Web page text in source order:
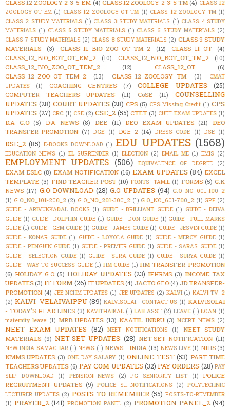
CLASS 12 ZOOLOGY 2-3-5 EM (4) CLASS 12 ZOOLOGY 2-3-5 TM (4) CLASS 12
ZOOLOGY OT EM (1) CLASS 12 ZOOLOGY OT TM (1) CLASS 12 ZOOLOGY TM (1)
CLASS 2 STUDY MATERIALS (1) CLASS 3 STUDY MATERIALS (1) CLASS 4 STUDY
MATERIALS (1) CLASS 5 STUDY MATERIALS (1) CLASS 6 STUDY MATERIALS (2)
CLASS 7 STUDY MATERIALS (2) CLASS 8 STUDY MATERIALS (2) CLASS 9 STUDY
MATERIALS
(3) CLASS_11_BIO_ZOO_OT_TM_2 (12) CLASS_11_OT
(4)
CLASS_12_BIO_BOT_OT_EM_2
(10) CLASS_12_BIO_BOT_OT_TM_2
(10)
CLASS_12_BIO_ZOO_OT_TEM_2
(12) CLASS_12_OT
(6)
CLASS_12_ZOO_OT_TEM_2
(13) CLASS_12_ZOOLOGY_TM (3)
CMAT
UPDATES
(1) COACHING CENTRES (7) COLLEGE UPDATES (25)
COMPUTER TEACHERS UPDATES (11) CoSE (11)
COUNSELLING
UPDATES (28) COURT UPDATES (28) CPS (5) CPS Missing Credit (1) CPS
UPDATES (27) CRC (1) CSE (2) CSE_2 (55) CTET (3) CUET EXAM UPDATES (1)
D.A G.O (5) D.A NEWS (8) DEE (11) DEO EXAM UPDATES (21)
DEO
TRANSFER-PROMOTION (7) DGE (1) DGE_2 (14) DRESS_CODE (1) DSE (1)
DSE_2 (85) E-BOOKS DOWNLOAD (1) EDU UPDATES (1568)
EDUCATION NEWS (1) EL SURRENDER (1) ELECTION (2) EMAIL ME (1) EMIS (2)
EMPLOYMENT UPDATES (506) EQUIVALENCE OF DEGREE (2)
EXAM ESLC (8) EXAM NOTIFICATION (16) EXAM UPDATES (84) EXCEL
TEMPLATE (3) FIND TEACHER POST (10) FONTS -TAMIL (1) FORMS (5) G.K
NEWS (17) G.O DOWNLOAD (28) G.O UPDATES (94) G.O_NO_001-100_2
(1) G.O_NO_101-200_2 (2) G.O_NO_201-300_2 (1) G.O_NO_601-700_2 (1) GPF (2)
GUIDE - ARIVUKKADAL BOOKS (1) GUIDE - BRILLIANT GUIDE (1) GUIDE - DEIVA
GUIDE (1) GUIDE - DOLPHIN GUIDE (1) GUIDE - DON GUIDE (1) GUIDE - FULL MARKS
GUIDE (1) GUIDE - GEM GUIDE (1) GUIDE - JAMES GUIDE (1) GUIDE - JESVIN GUIDE (1)
GUIDE - KONAR GUIDE (1) GUIDE - LOYOLA GUIDE (1) GUIDE - MERCY GUIDE (1)
GUIDE - PENGUIN GUIDE (1) GUIDE - PREMIER GUIDE (1) GUIDE - SARAS GUIDE (1)
GUIDE - SELECTION GUIDE (1) GUIDE - SURA GUIDE (1) GUIDE - SURYA GUIDE (1)
GUIDE - WAY TO SUCCESS GUIDE (1) HM GUIDE (1) HM TRANSFER-PROMOTION
(6) HOLIDAY G.O (5) HOLIDAY UPDATES (23) IFHRMS (3) INCOME TAX
UPDATES (3) IT FORM (26) IT UPDATES (4) JACTO GEO (4) JD TRANSFER-
PROMOTION (4) JEE NCHM UPDATES (1) JEE UPDATES (2) KALVI (1) KALVI TV_2
(2) KALVI_VELAIVAIPPU (89) KALVISOLAI - CONTACT US (1) KALVISOLAI
- TODAY'S HEAD LINES (3) KAVITHAIKAL (1) LAB ASST (2) LEAVE (1) LOAN (1)
maternity leave (1) MRB UPDATES (13) NAATIL INDRU (3) NCERT NEWS (2)
NEET EXAM UPDATES (82) NEET NOTIFICATIONS (1)
NEET STUDY
MATERIALS (9) NET-SET UPDATES (28) NET-SET NOTIFICATION (11)
NEW INDIA SAMACHAR (1) NEWS (1) NEWS - INDIA (13) NEWS LIVE (1) NHIS (3)
NMMS UPDATES (3) ONE DAY SALARY (1) ONLINE TEST (53) PART TIME
TEACHERS UPDATES (6) PAY COM UPDATES (32) PAY ORDERS (28) PAY
SLIP DOWNLOAD
(1) PENSION NEWS (2) PG SENIORITY LIST (1)
POLICE
RECRUITMENT UPDATES (9) POLICE S.I NOTIFICATIONS (2) POLYTECHNIC
LECTURER UPDATES (2) POSTS TO REMEMBER (55) POSTS-TO-REMEMBER
(1) PRAYER_2 (141) PROMOTION PANEL (2) PROMOTION PANEL_2 (94)